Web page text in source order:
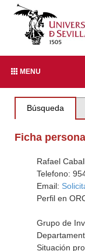
MENU
Búsqueda
Ficha
Rafael
Telefono:
Email:
Perfil en
Grupo de
Situación